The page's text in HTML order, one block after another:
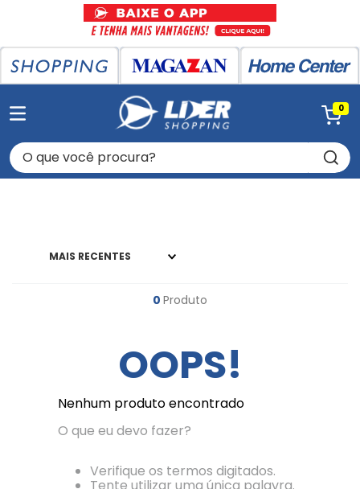
0
O que você procura?
MAIS RECENTES
0 Produto
OOPS!
Nenhum produto encontrado
O que eu devo fazer?
Verifique os termos digitados.